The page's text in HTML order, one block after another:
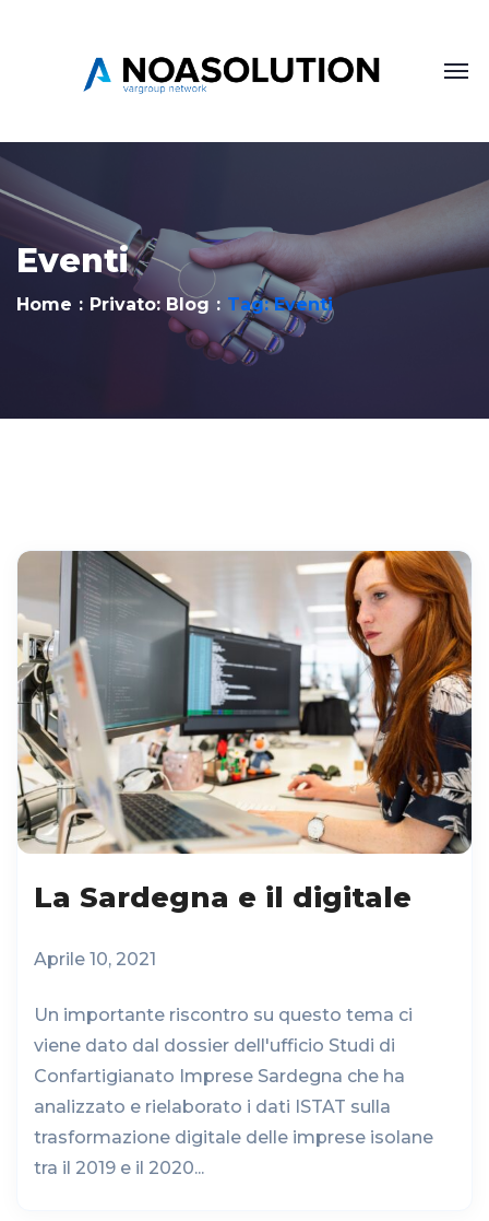
Eventi
Home Privato: Blog Tag: Eventi
La Sardegna e il digitale
Aprile 10, 2021
Un importante riscontro su questo tema ci
viene dato dal dossier dell'ufficio Studi di
Confartigianato Imprese Sardegna che ha
analizzato e rielaborato i dati ISTAT sulla
trasformazione digitale delle imprese isolane
tra il 2019 e il 2020...